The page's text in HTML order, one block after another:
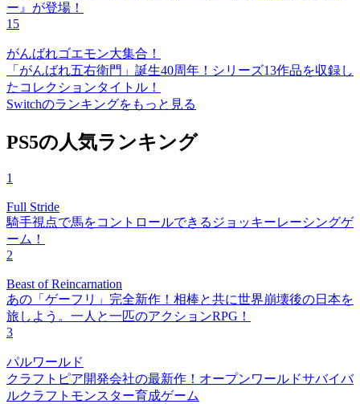
ー』が登場！
15
がんばれゴエモン大集合！
「がんばれ五右衛門」誕生40周年！シリーズ13作品を収録し
たコレクションタイトル！
Switchのランキングをもっと見る
PS5の人気ランキング
1
Full Stride
騎手視点で馬をコントロールできるジョッキーレーシングゲ
ーム！
2
Beast of Reincarnation
あの「ゲーフリ」完全新作！相棒と共に世界崩壊後の日本を
旅しよう。一人と一匹のアクションRPG！
3
パルワールド
クラフトピア開発会社の最新作！オープンワールドサバイバ
ルクラフトモンスター育成ゲーム